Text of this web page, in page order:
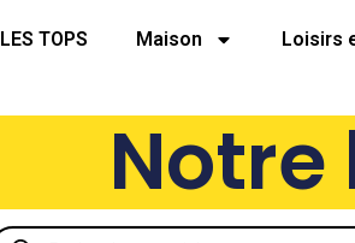
LES TOPS Maison Loisirs